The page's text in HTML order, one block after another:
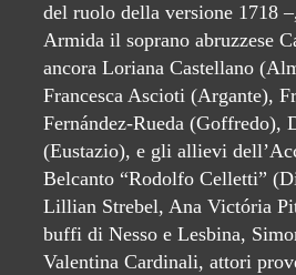
del ruolo della versione 1718
Armida il soprano abruzzese
ancora Loriana Castellano
Francesca Ascioti (Argante),
Fernández-Rueda (Goffredo),
(Eustazio), e gli allievi
Belcanto “Rodolfo Celletti”
Lillian Strebel, Ana Victória
buffi di Nesso e Lesbina,
Valentina Cardinali, attori